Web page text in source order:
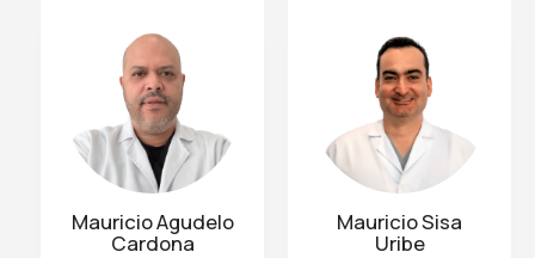
Mauricio Agudelo
Cardona
Mauricio Sisa
Uribe